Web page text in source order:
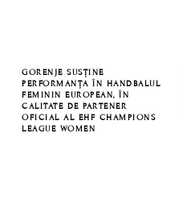
GORENJE SUSȚINE
PERFORMANȚA ÎN HANDBALUL
FEMININ EUROPEAN, ÎN
CALITATE DE PARTENER
OFICIAL AL EHF CHAMPIONS
LEAGUE WOMEN